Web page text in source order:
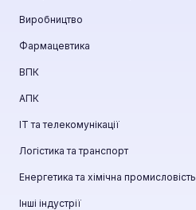
Виробництво
Фармацевтика
ВПК
АПК
ІТ та телекомунікації
Логістика та транспорт
Енергетика та хімічна промисловість
Інші індустрії